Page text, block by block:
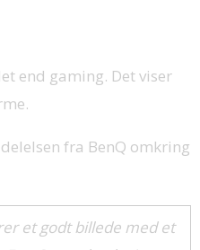
end gaming. Det viser
fra BenQ omkring
et godt billede med et